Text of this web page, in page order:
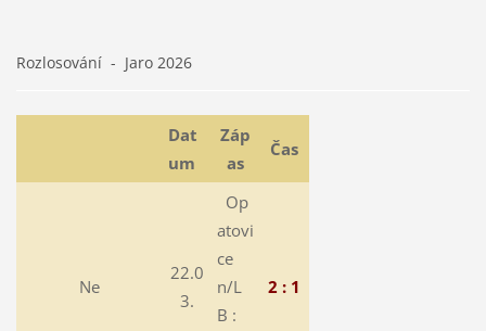
Rozlosování - Jaro 2026
Dat
um
Záp
as
Čas
Ne
22.0
3.
Op
atovi
ce
n/L
B :
2 : 1